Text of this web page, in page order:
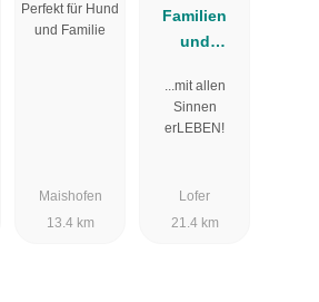
Perfekt für Hund
und Familie
Maishofen
13.4 km
Familien
und
Mühlpointho
...mit allen
Sinnen
erLEBEN!
Lofer
21.4 km